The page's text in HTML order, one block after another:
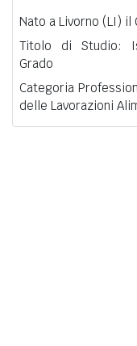
Nato a Livorno (LI) il
Titolo di Studio:
Grado
Categoria
delle Lavorazioni